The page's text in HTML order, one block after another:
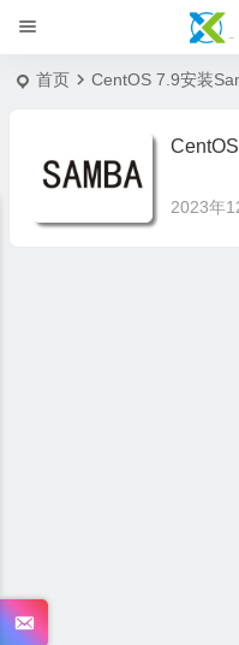
首页 CentOS 7.9安装
2023年